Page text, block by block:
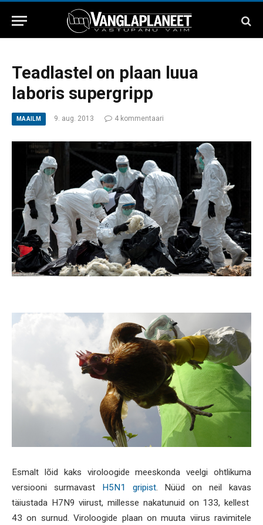
Teadlastel on plaan luua
laboris supergripp
MAAILM 9. aug. 2013 4 kommentaari
Esmalt lõid kaks viroloogide meeskonda veelgi ohtlikuma
versiooni surmavast H5N1 gripist. Nüüd on neil kavas
täiustada H7N9 viirust, millesse nakatunuid on 133, kellest
43 on surnud. Viroloogide plaan on muuta viirus ravimitele